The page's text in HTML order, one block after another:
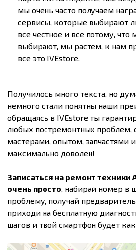
мы очень часто получаем
сервисы, которые выбирают
все честное и все потому, что
выбирают, мы растем, к нам
все это IVEstore.
Получилось много текста, но
немного стали понятны наши
обращаясь в IVEstore ты
любых постремонтных проблем,
мастерами, опытом, запчастями
максимально доволен!
Записаться на ремонт техники
очень просто, набирай номер в
проблему, получай
приходи на бесплатную
шагов и твой смартфон будет